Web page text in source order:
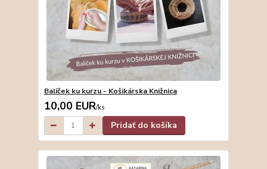
Balíček ku kurzu - Košikárska Knižnica
10,00 EUR/ks
Pridať do košíka